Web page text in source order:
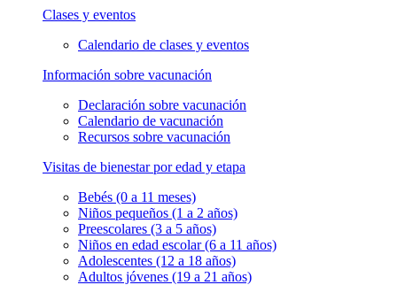
Clases y eventos
Calendario de clases y eventos
Información sobre vacunación
Declaración sobre vacunación
Calendario de vacunación
Recursos sobre vacunación
Visitas de bienestar por edad y etapa
Bebés (0 a 11 meses)
Niños pequeños (1 a 2 años)
Preescolares (3 a 5 años)
Niños en edad escolar (6 a 11 años)
Adolescentes (12 a 18 años)
Adultos jóvenes (19 a 21 años)